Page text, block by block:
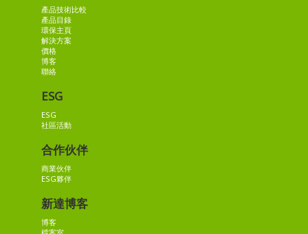
產品技術比較
產品目錄
環保主頁
解決方案
價格
博客
聯絡
ESG
ESG
社區活動
合作伙伴
商業伙伴
ESG夥伴
新達博客
博客